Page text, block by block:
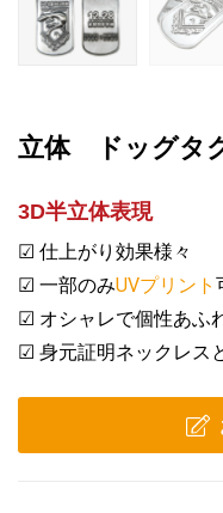
立体 ドッグタ
3D半立体表現
☑ 仕上がり効果様々
☑ 一部のみUVプリント
☑ オシャレで個性あふ
☑ 身元証明ネックレス